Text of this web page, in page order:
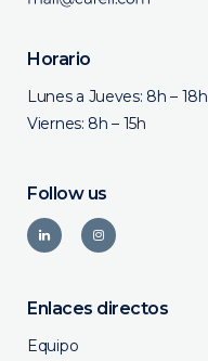
Horario
Lunes a Jueves: 8h – 18h
Viernes: 8h – 15h
Follow us
Enlaces directos
Equipo